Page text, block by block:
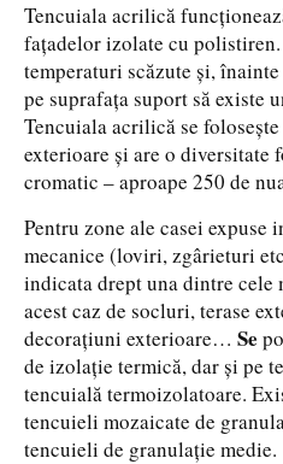
Tencuiala acrilică
fațadelor izolate cu
temperaturi scăzute și,
pe suprafața suport să existe
Tencuiala acrilică se
exterioare și are o diversitate
cromatic – aproape 250 de
Pentru zone ale casei
mecanice (loviri, zgârieturi
indicata drept una dintre
acest caz de socluri, terase
decorațiuni exterioare… Se
de izolație termică, dar și pe
tencuială termoizolatoare.
tencuieli mozaicate de
tencuieli de granulație medie.